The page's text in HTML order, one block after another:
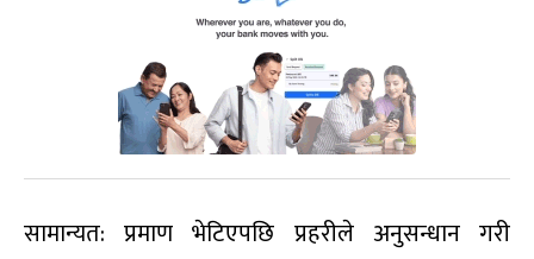
सामान्यत: प्रमाण भेटिएपछि प्रहरीले अनुसन्धान गरी